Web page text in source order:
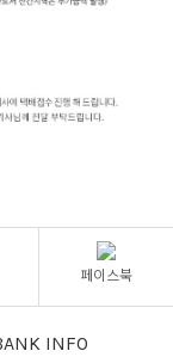
페이스북
INFO